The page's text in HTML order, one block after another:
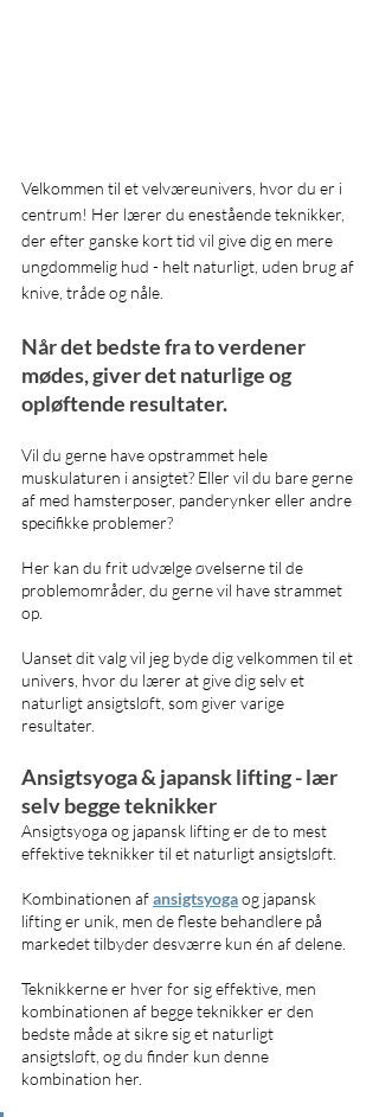
Velkommen til et velværeunivers, hvor du er i
centrum! Her lærer du enestående teknikker,
der efter ganske kort tid vil give dig en mere
ungdommelig hud - helt naturligt, uden brug af
knive, tråde og nåle.
Når det bedste fra to verdener
mødes, giver det naturlige og
opløftende resultater.
Vil du gerne have opstrammet hele
muskulaturen i ansigtet? Eller vil du bare gerne
af med hamsterposer, panderynker eller andre
specifikke problemer?
Her kan du frit udvælge øvelserne til de
problemområder, du gerne vil have strammet
op.
Uanset dit valg vil jeg byde dig velkommen til et
univers, hvor du lærer at give dig selv et
naturligt ansigtsløft, som giver varige
resultater.
Ansigtsyoga & japansk lifting - lær
selv begge teknikker
Ansigtsyoga og japansk lifting er de to mest
effektive teknikker til et naturligt ansigtsløft.
Kombinationen af ansigtsyoga og japansk
lifting er unik, men de fleste behandlere på
markedet tilbyder desværre kun én af delene.
Teknikkerne er hver for sig effektive, men
kombinationen af begge teknikker er den
bedste måde at sikre sig et naturligt
ansigtsløft, og du finder kun denne
kombination her.